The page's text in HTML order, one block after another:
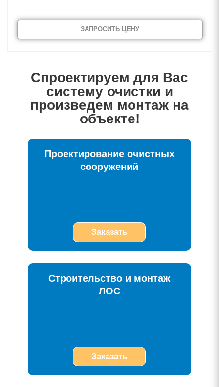
ЗАПРОСИТЬ ЦЕНУ
Спроектируем для Вас
систему очистки и
произведем монтаж на
объекте!
Проектирование очистных
сооружений
Заказать
Строительство и монтаж
ЛОС
Заказать